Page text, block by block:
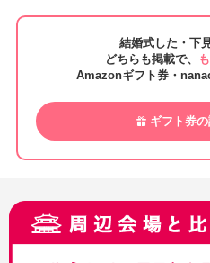
結婚式した・下
どちらも掲載で、
Amazonギフト券・
ギフト券